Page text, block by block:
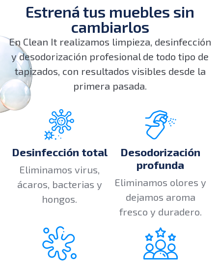
Estrená tus muebles sin
cambiarlos
En Clean It realizamos limpieza, desinfección
y desodorización profesional de todo tipo de
tapizados, con resultados visibles desde la
primera pasada.
Desinfección total
Eliminamos virus,
ácaros, bacterias y
hongos.
Desodorización
profunda
Eliminamos olores y
dejamos aroma
fresco y duradero.